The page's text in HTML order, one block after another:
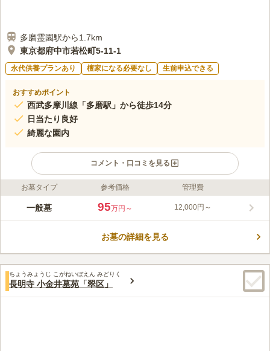
多磨霊園駅から1.7km
東京都府中市若松町5-11-1
永代供養プランあり 檀家になる必要なし 生前申込できる
おすすめポイント
西武多摩川線「多磨駅」から徒歩14分
日当たり良好
綺麗な園内
コメント・口コミを見る
ライフドット編集部のコメント
府中市若松町に位置する常久寺墓苑は、閑静な住宅街の一角にあ
象ですが、歴史深い霊園となっています。 この霊園の墓地は、
になります。
口コミ評価
この霊園はまだ誰からも評価されていません。
お墓タイプ 参考価格 管理費
一般墓 95万円～ 12,000円～
お墓の詳細を見る
ちょうみょうじ こがねいぼえん みどりく
長明寺 小金井墓苑「翠区」